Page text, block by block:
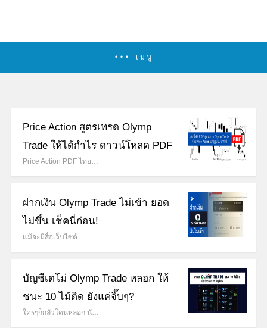
เมนู
Price Action สูตรเทรด Olymp
Trade ให้ได้กำไร ดาวน์โหลด PDF
Price Action PDF ไทย…
ฝากเงิน Olymp Trade ไม่เข้า ยอด
ไม่ขึ้น เช็คนี่ก่อน!
แม้จะมีสื่อเว็บไซต์ …
บัญชีเดโม่ Olymp Trade หลอก ให้
ชนะ 10 ไม้ติด ยังแค่จิ๊บๆ?
ใครๆก็กลัวโดนหลอก นั…